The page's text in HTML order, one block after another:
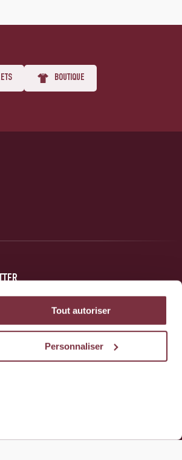
Tout autoriser
Personnaliser
BOUTIQUE
et soyez au courant des dernières nouvelles
votre club.